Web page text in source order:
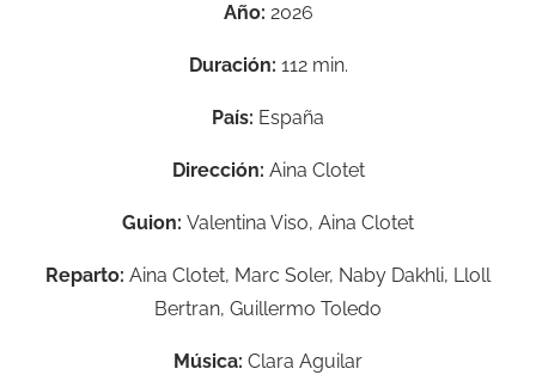
Año: 2026
Duración: 112 min.
País: España
Dirección: Aina Clotet
Guion: Valentina Viso, Aina Clotet
Reparto: Aina Clotet, Marc Soler, Naby Dakhli, Lloll
Bertran, Guillermo Toledo
Música: Clara Aguilar